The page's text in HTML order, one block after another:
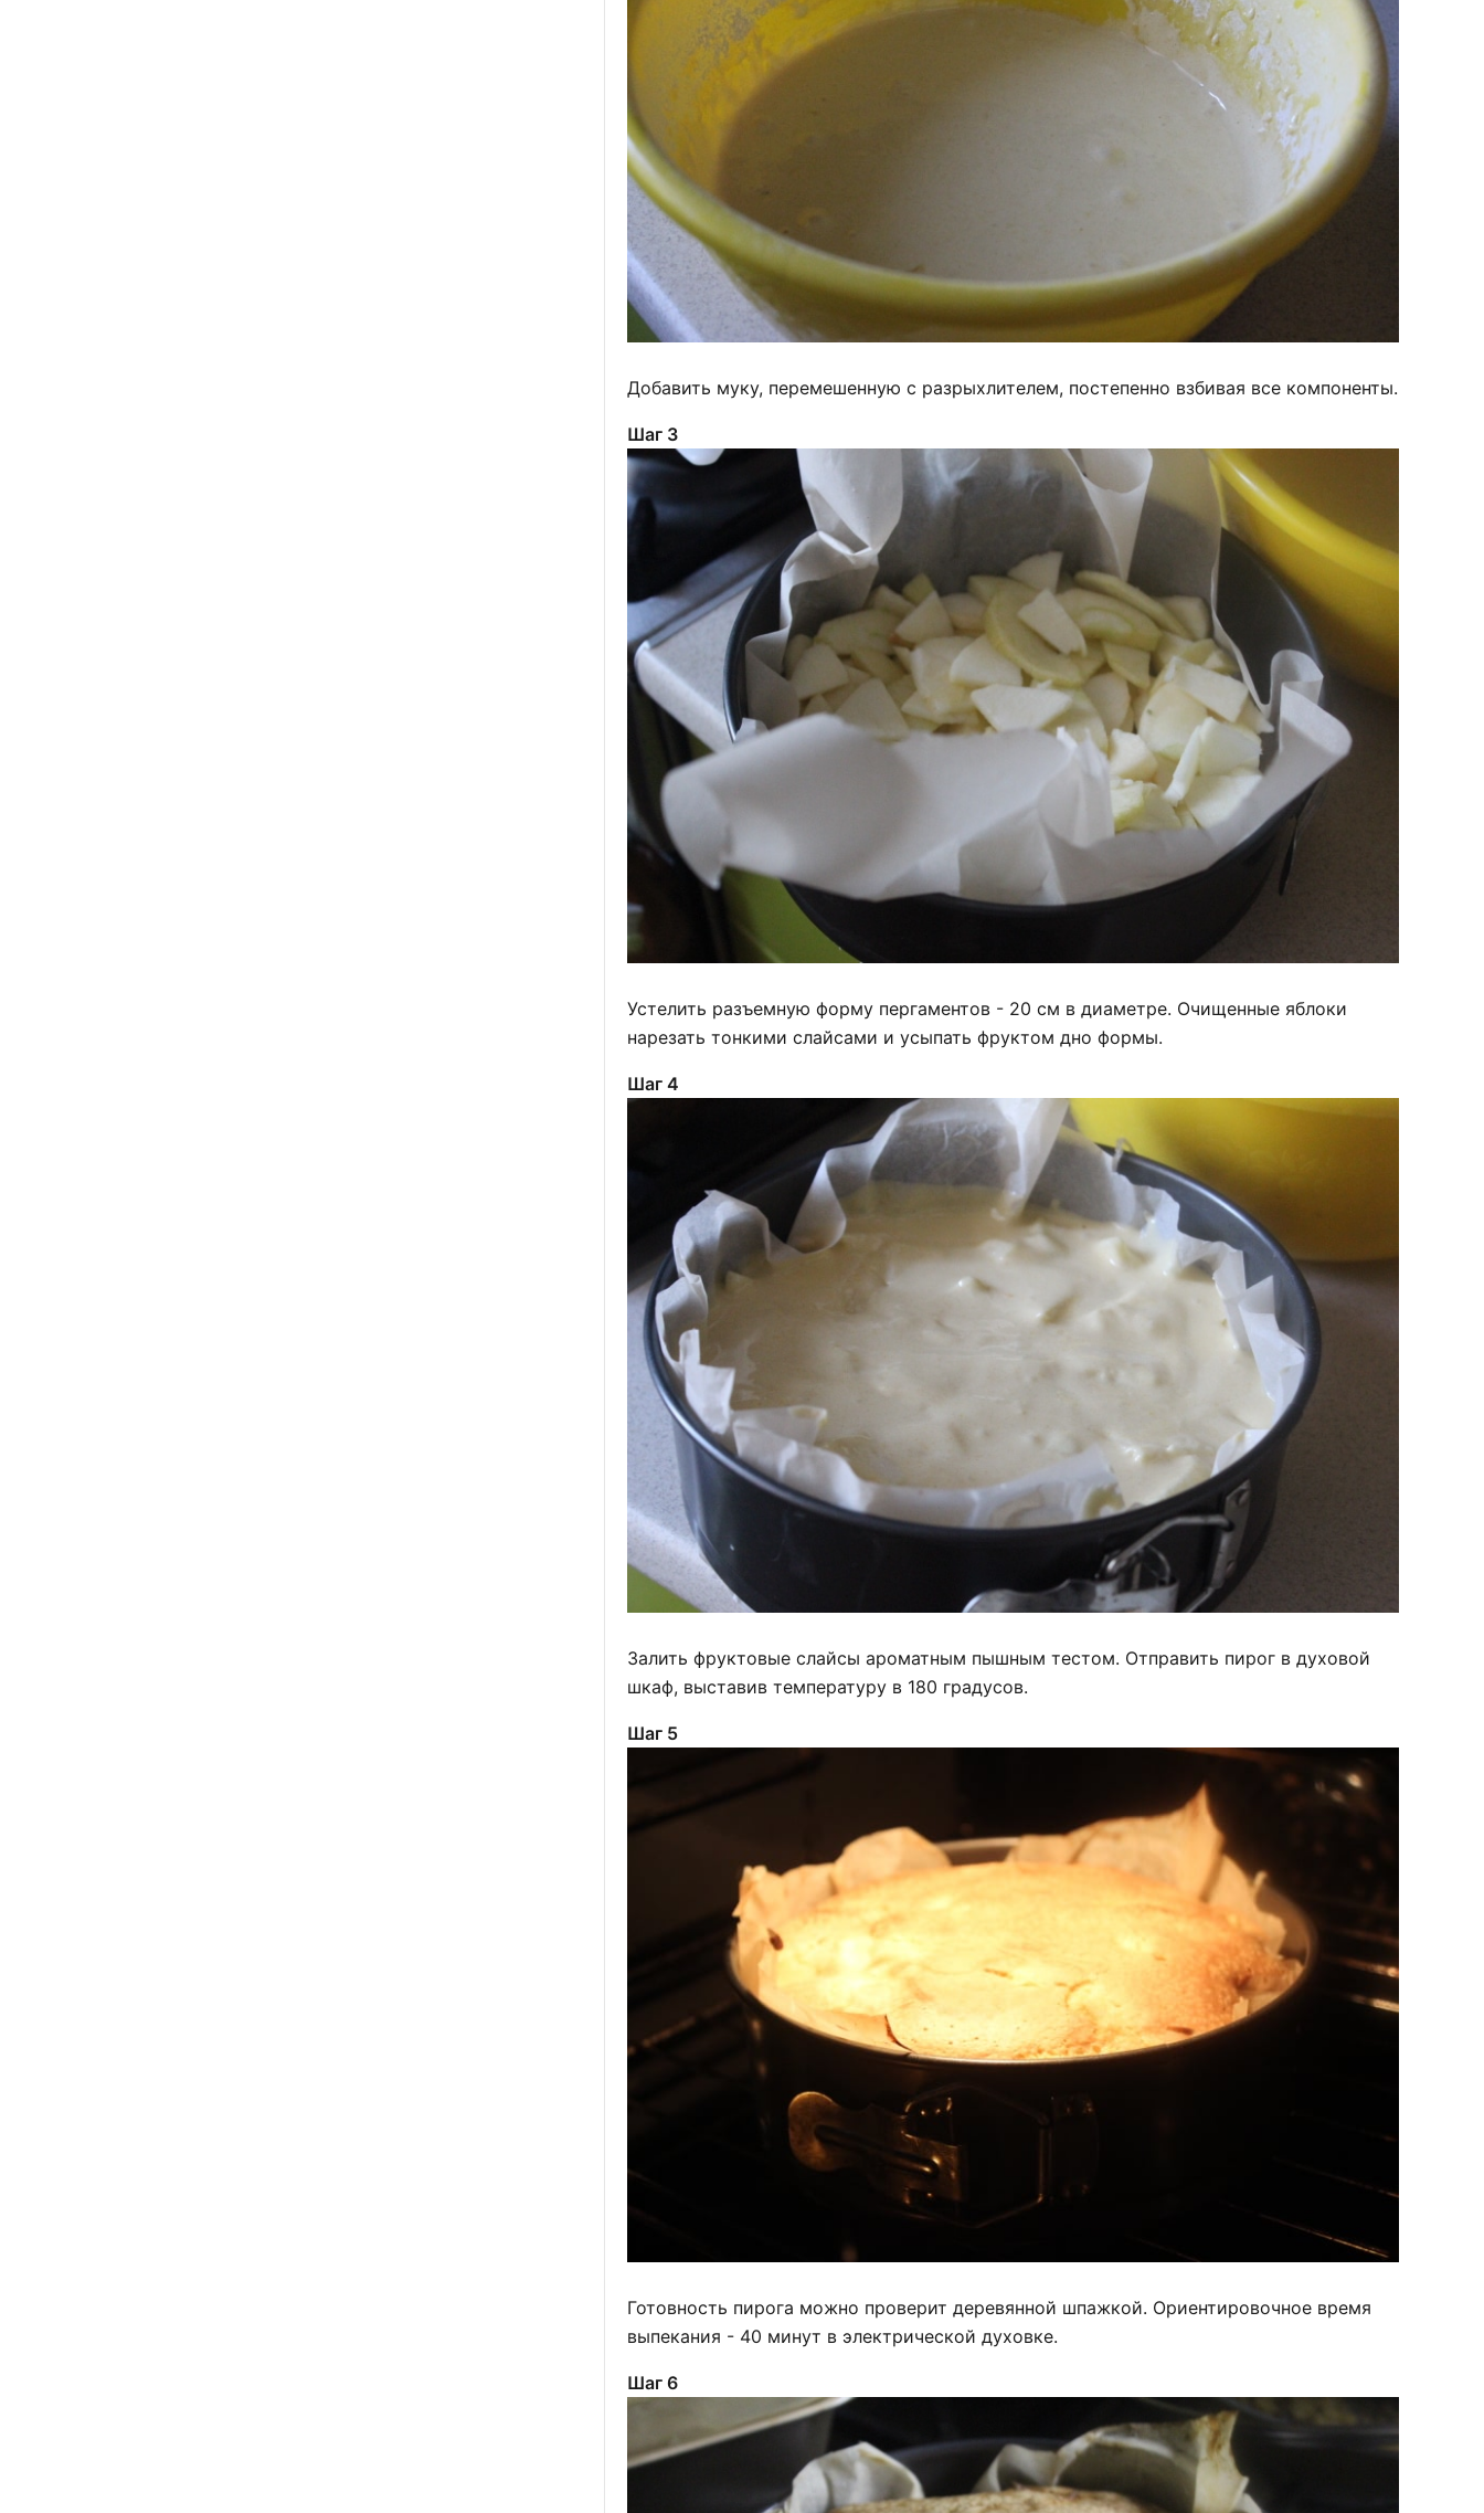
Добавить муку, перемешенную с разрыхлителем, постепенно взбивая все компоненты.
Шаг 3
Устелить разъемную форму пергаментов - 20 см в диаметре. Очищенные яблоки
нарезать тонкими слайсами и усыпать фруктом дно формы.
Шаг 4
Залить фруктовые слайсы ароматным пышным тестом. Отправить пирог в духовой
шкаф, выставив температуру в 180 градусов.
Шаг 5
Готовность пирога можно проверит деревянной шпажкой. Ориентировочное время
выпекания - 40 минут в электрической духовке.
Шаг 6